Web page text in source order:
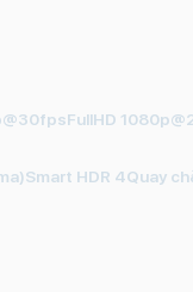
HDR 4Quay